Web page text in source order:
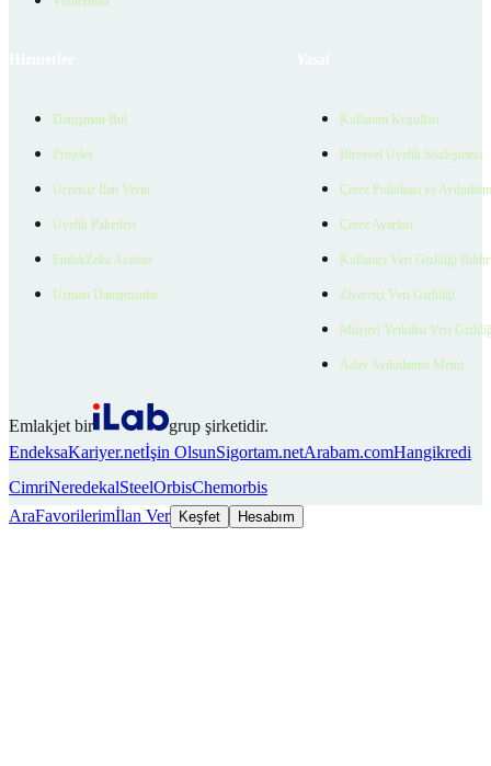
Danışman Bul
Projeler
Ücretsiz İlan Verin
Üyelik Paketleri
EmlakZeka Asistan
Uzman Danışmanlar
Kullanım Koşulları
Bireysel Üyelik Sözleşmesi
Çerez Politikası ve
Çerez Ayarları
Kullanıcı Veri Gizliliği
Ziyaretçi Veri Gizliliği
Müşteri Yetkilisi Veri
Aday Aydınlatma Metni
Emlakjet bir
grup şirketidir.
EndeksaKariyer.netİşin OlsunSigortam.netArabam.comHangikredi
CimriNeredekalSteelOrbisChemorbis
AraFavorilerimİlan Ver Keşfet Hesabım